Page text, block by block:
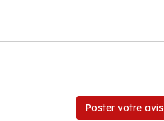
Poster votre avis